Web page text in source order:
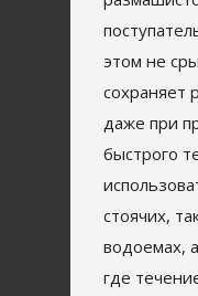
этом не
сохраняет
даже при
быстрого
стоячих,
водоемах,
где